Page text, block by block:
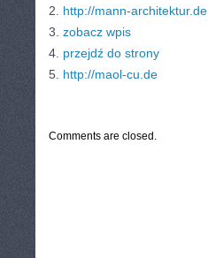
2. http://mann-architektur.de
3. zobacz wpis
4. przejdź do strony
5. http://maol-cu.de
Comments are closed.